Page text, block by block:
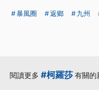
暴風圈 返鄉 九州
閱讀更多 #柯羅莎 有關的